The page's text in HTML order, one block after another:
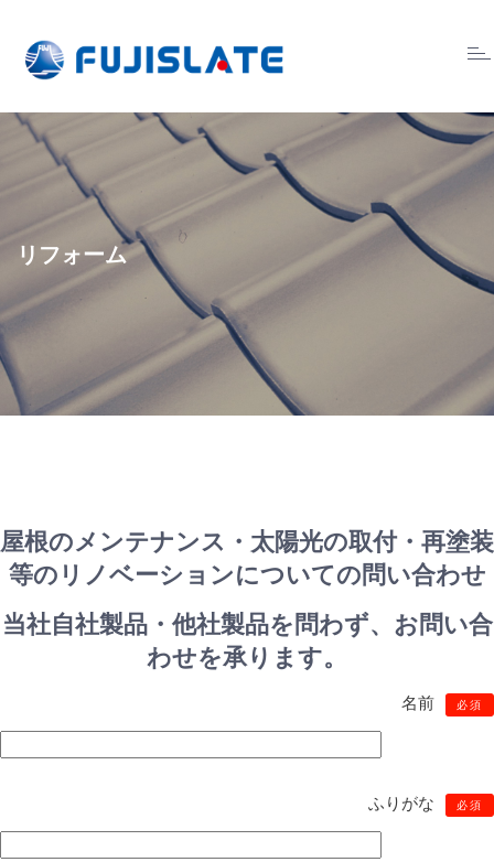
リフォーム
屋根のメンテナンス・太陽光の取付・再塗装
等のリノベーションについての問い合わせ
当社自社製品・他社製品を問わず、お問い合
わせを承ります。
名前 必須
ふりがな 必須